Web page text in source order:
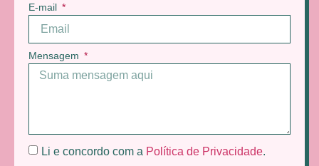
E-mail
Mensagem
Li e concordo com a Política de Privacidade.